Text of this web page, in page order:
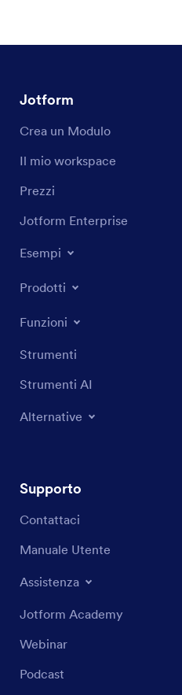
Jotform
Crea un Modulo
Il mio workspace
Prezzi
Jotform Enterprise
Esempi
Prodotti
Funzioni
Strumenti
Strumenti AI
Alternative
Supporto
Contattaci
Manuale Utente
Assistenza
Jotform Academy
Webinar
Podcast